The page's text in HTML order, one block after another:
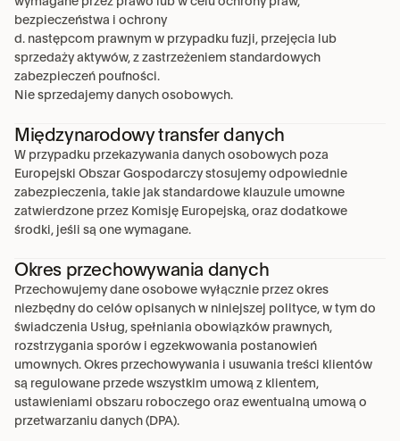
bezpieczeństwa i ochrony
d. następcom prawnym w przypadku fuzji, przejęcia lub
sprzedaży aktywów, z zastrzeżeniem standardowych
zabezpieczeń poufności.
Nie sprzedajemy danych osobowych.
Międzynarodowy transfer danych
W przypadku przekazywania danych osobowych poza
Europejski Obszar Gospodarczy stosujemy odpowiednie
zabezpieczenia, takie jak standardowe klauzule umowne
zatwierdzone przez Komisję Europejską, oraz dodatkowe
środki, jeśli są one wymagane.
Okres przechowywania danych
Przechowujemy dane osobowe wyłącznie przez okres
niezbędny do celów opisanych w niniejszej polityce, w tym do
świadczenia Usług, spełniania obowiązków prawnych,
rozstrzygania sporów i egzekwowania postanowień
umownych. Okres przechowywania i usuwania treści klientów
są regulowane przede wszystkim umową z klientem,
ustawieniami obszaru roboczego oraz ewentualną umową o
przetwarzaniu danych (DPA).